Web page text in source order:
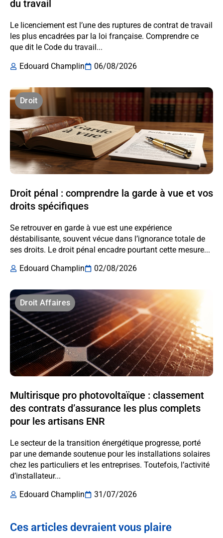
du travail
Le licenciement est l’une des ruptures de contrat de travail
les plus encadrées par la loi française. Comprendre ce
que dit le Code du travail...
Edouard Champlin
06/08/2026
Droit
Droit pénal : comprendre la garde à vue et vos
droits spécifiques
Se retrouver en garde à vue est une expérience
déstabilisante, souvent vécue dans l’ignorance totale de
ses droits. Le droit pénal encadre pourtant cette mesure...
Edouard Champlin
02/08/2026
Droit Affaires
Multirisque pro photovoltaïque : classement
des contrats d’assurance les plus complets
pour les artisans ENR
Le secteur de la transition énergétique progresse, porté
par une demande soutenue pour les installations solaires
chez les particuliers et les entreprises. Toutefois, l’activité
d’installateur...
Edouard Champlin
31/07/2026
Ces articles devraient vous plaire